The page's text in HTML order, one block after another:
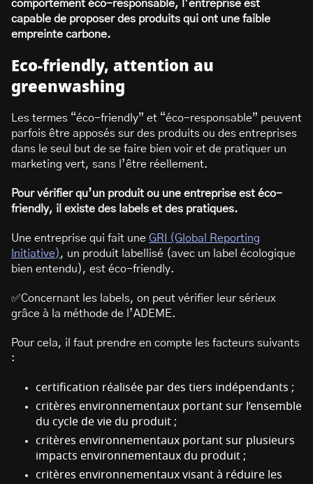
comportement éco-responsable, l’entreprise est
capable de proposer des produits qui ont une faible
empreinte carbone.
Eco-friendly, attention au
greenwashing
Les termes “éco-friendly” et “éco-responsable” peuvent
parfois être apposés sur des produits ou des entreprises
dans le seul but de se faire bien voir et de pratiquer un
marketing vert, sans l’être réellement.
Pour vérifier qu’un produit ou une entreprise est éco-
friendly, il existe des labels et des pratiques.
Une entreprise qui fait une GRI (Global Reporting
Initiative) , un produit labellisé (avec un label écologique
bien entendu), est éco-friendly.
✅Concernant les labels, on peut vérifier leur sérieux
grâce à la méthode de l’ADEME.
Pour cela, il faut prendre en compte les facteurs suivants
:
certification réalisée par des tiers indépendants ;
critères environnementaux portant sur l’ensemble
du cycle de vie du produit ;
critères environnementaux portant sur plusieurs
impacts environnementaux du produit ;
critères environnementaux visant à réduire les